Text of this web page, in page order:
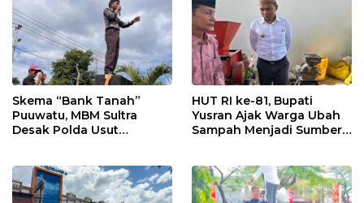
Skema “Bank Tanah”
Puuwatu, MBM Sultra
Desak Polda Usut
HUT RI ke-81, Bupati
Yusran Ajak Warga Ubah
Sampah Menjadi Sumber